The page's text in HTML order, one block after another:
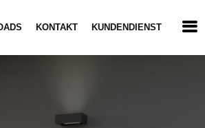
KONTAKT KUNDENDIENST